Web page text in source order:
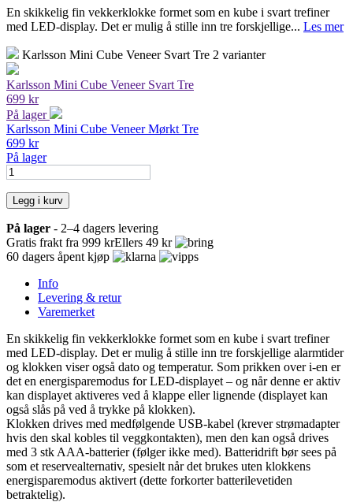
En skikkelig fin vekkerklokke formet som en kube i svart trefiner
med LED-display. Det er mulig å stille inn tre forskjellige... Les mer
Karlsson Mini Cube Veneer Svart Tre 2 varianter
Karlsson Mini Cube Veneer Svart Tre
699 kr
På lager
Karlsson Mini Cube Veneer Mørkt Tre
699 kr
På lager
Legg i kurv
På lager - 2–4 dagers levering
Gratis frakt fra 999 krEllers 49 kr
60 dagers åpent kjøp
Info
Levering & retur
Varemerket
En skikkelig fin vekkerklokke formet som en kube i svart trefiner
med LED-display. Det er mulig å stille inn tre forskjellige alarmtider
og klokken viser også dato og temperatur. Som prikken over i-en er
det en energisparemodus for LED-displayet – og når denne er aktiv
kan displayet aktiveres ved å klappe eller lignende (displayet kan
også slås på ved å trykke på klokken).
Klokken drives med medfølgende USB-kabel (krever strømadapter
hvis den skal kobles til veggkontakten), men den kan også drives
med 3 stk AAA-batterier (følger ikke med). Batteridrift bør sees på
som et reservealternativ, spesielt når det brukes uten klokkens
energisparemodus aktivert (dette forkorter batterilevetiden
betraktelig).